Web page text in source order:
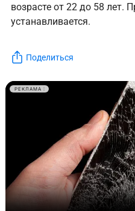
возрасте от 22 до 58 лет.
устанавливается.
Поделиться
РЕКЛАМА